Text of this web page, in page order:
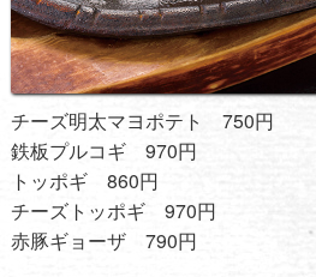
チーズ明太マヨポテト 750円
鉄板プルコギ 970円
トッポギ 860円
チーズトッポギ 970円
赤豚ギョーザ 790円